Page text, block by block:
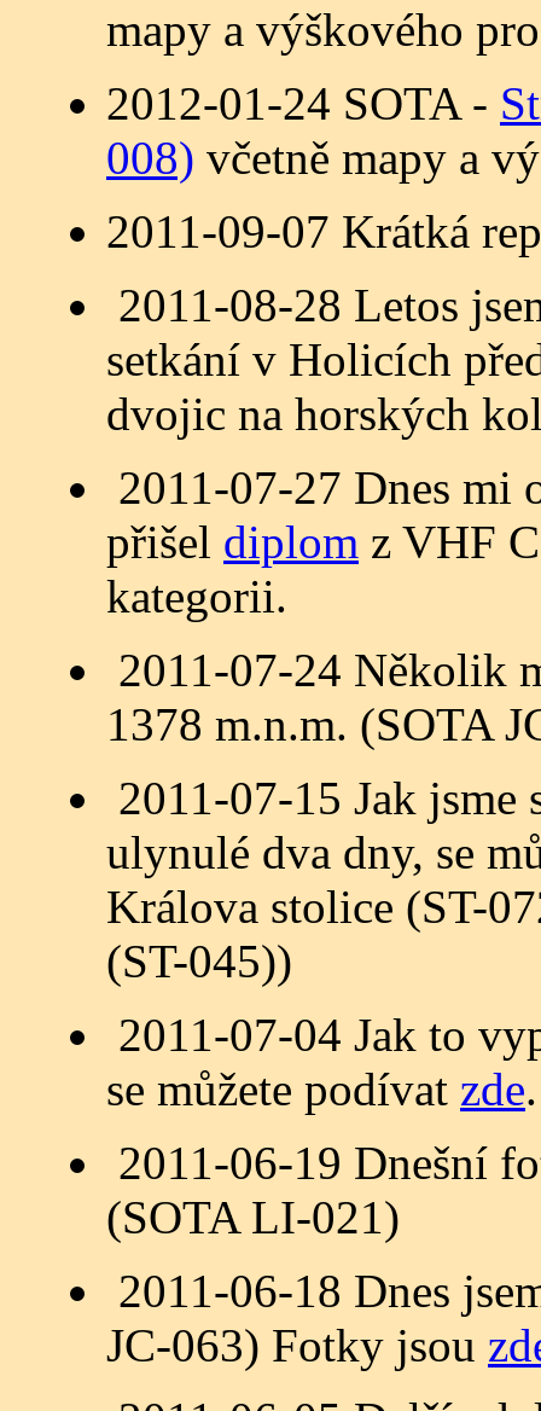
mapy a výškového
2012-01-24 SOTA -
008) včetně mapy a
2011-09-07 Krátká
2011-08-28 Letos
setkání v Holicích
dvojic na horských
2011-07-27 Dnes mi
přišel diplom z VHF
kategorii.
2011-07-24 Několik
1378 m.n.m. (SOTA
2011-07-15 Jak
ulynulé dva dny, se
Králova stolice (ST-
(ST-045))
2011-07-04 Jak to
se můžete podívat zde.
2011-06-19 Dnešní
(SOTA LI-021)
2011-06-18 Dnes
JC-063) Fotky jsou